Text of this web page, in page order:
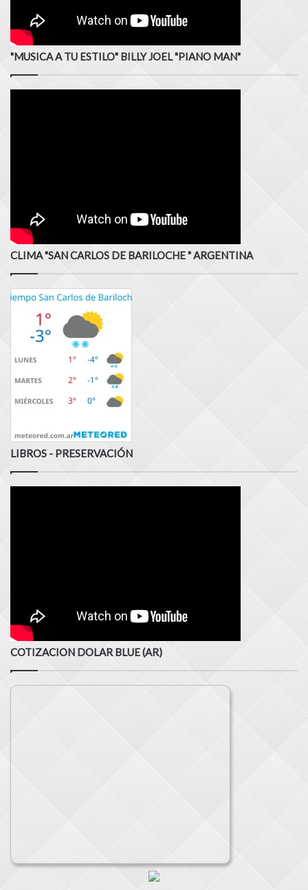
"MUSICA A TU ESTILO" BILLY JOEL "PIANO MAN"
CLIMA "SAN CARLOS DE BARILOCHE " ARGENTINA
LIBROS - PRESERVACIÓN
COTIZACION DOLAR BLUE (AR)